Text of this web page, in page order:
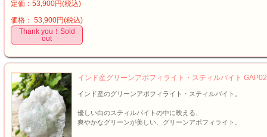
定価：53,900円(税込)
価格： 53,900円(税込)
Thank you！Sold
out
インド産グリーンアポフィライト・スティルバイト
インド産のグリーンアポフィライト・スティルバイト。
優しい白のスティルバイトの中に映える、
爽やかなグリーンが美しい、グリーンアポフィライト。